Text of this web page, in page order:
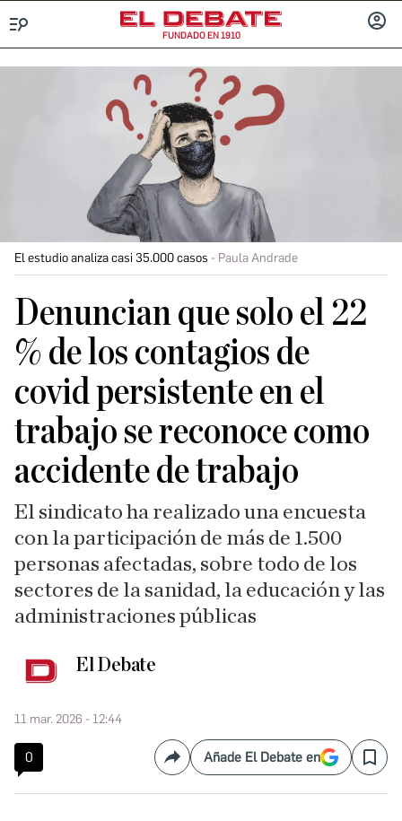
FUNDADO EN 1910
El estudio analiza casi 35.000 casos Paula Andrade
Denuncian que solo el 22
% de los contagios de
covid persistente en el
trabajo se reconoce como
accidente de trabajo
El sindicato ha realizado una encuesta
con la participación de más de 1.500
personas afectadas, sobre todo de los
sectores de la sanidad, la educación y las
administraciones públicas
El Debate
11 mar. 2026 - 12:44
0 CompartirAñade El Debate en Save